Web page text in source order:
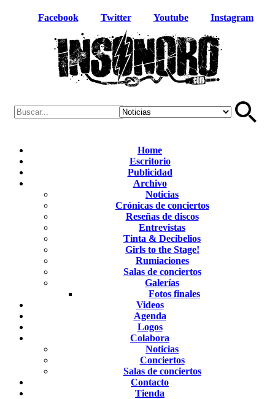
Facebook Twitter Youtube Instagram
Home
Escritorio
Publicidad
Archivo
Noticias
Crónicas de conciertos
Reseñas de discos
Entrevistas
Tinta & Decibelios
Girls to the Stage!
Rumiaciones
Salas de conciertos
Galerías
Fotos finales
Videos
Agenda
Logos
Colabora
Noticias
Conciertos
Salas de conciertos
Contacto
Tienda